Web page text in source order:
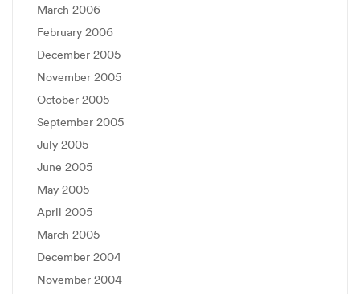
March 2006
February 2006
December 2005
November 2005
October 2005
September 2005
July 2005
June 2005
May 2005
April 2005
March 2005
December 2004
November 2004